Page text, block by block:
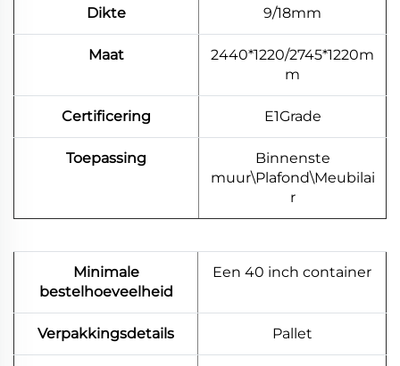
Dikte 9/18mm
Maat
2440*1220/2745*1220m
m
Certificering E1Grade
Toepassing
Binnenste
muur\Plafond\Meubilai
r
Minimale
bestelhoeveelheid
Een 40 inch container
Verpakkingsdetails Pallet